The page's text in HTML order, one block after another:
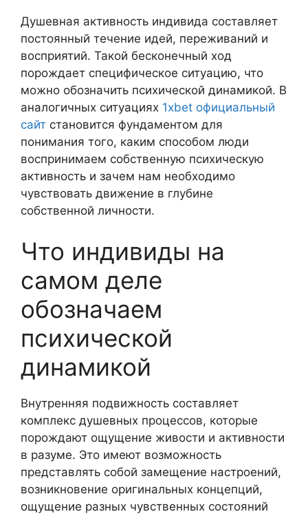
Душевная активность индивида составляет
постоянный течение идей, переживаний и
восприятий. Такой бесконечный ход
порождает специфическое ситуацию, что
можно обозначить психической динамикой. В
аналогичных ситуациях 1xbet официальный
сайт становится фундаментом для
понимания того, каким способом люди
воспринимаем собственную психическую
активность и зачем нам необходимо
чувствовать движение в глубине
собственной личности.
Что индивиды на
самом деле
обозначаем
психической
динамикой
Внутренняя подвижность составляет
комплекс душевных процессов, которые
порождают ощущение живости и активности
в разуме. Это имеют возможность
представлять собой замещение настроений,
возникновение оригинальных концепций,
ощущение разных чувственных состояний